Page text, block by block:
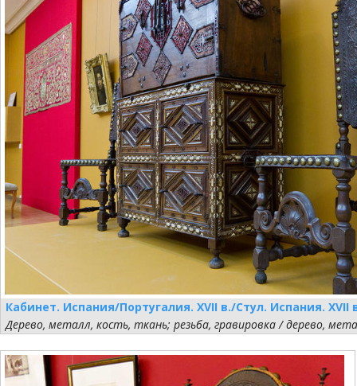
Кабинет. Испания/Португалия. XVII в./Стул. Испания. XVII
Дерево, металл, кость, ткань; резьба, гравировка / дерево,